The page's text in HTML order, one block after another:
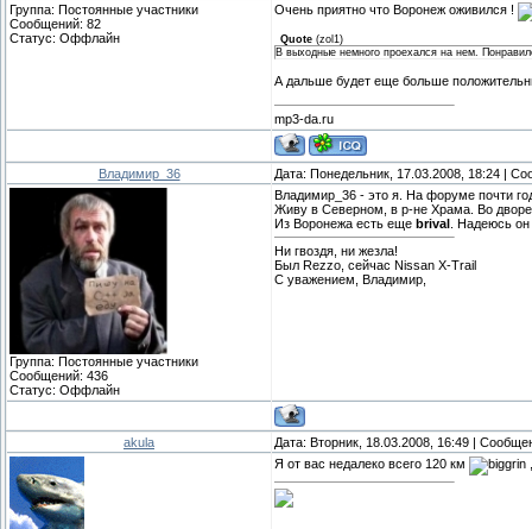
Группа: Постоянные участники
Сообщений: 82
Статус: Оффлайн
Очень приятно что Воронеж оживился !
Quote (zol1)
В выходные немного проехался на нем.
А дальше будет еще больше
mp3-da.ru
Владимир_36 Дата: Понедельник, 17.03.2008, 18:24 |
Группа: Постоянные участники
Сообщений: 436
Статус: Оффлайн
Владимир_36 - это я. На форуме почти
Живу в Северном, в р-не Храма. Во
Из Воронежа есть еще brival . Надеюсь
Ни гвоздя, ни жезла!
Был Rezzo, сейчас Nissan X-Trail
С уважением, Владимир,
akula Дата: Вторник, 18.03.2008, 16:49 |
Я от вас недалеко всего 120 км